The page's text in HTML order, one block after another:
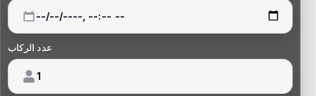
عدد الركاب